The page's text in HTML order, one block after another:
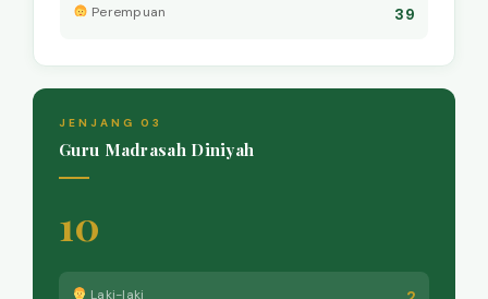
Perempuan 39
JENJANG 03
Guru Madrasah Diniyah
10
Laki-laki